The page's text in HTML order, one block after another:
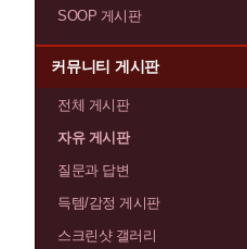
SOOP 게시판
커뮤니티 게시판
전체 게시판
자유 게시판
질문과 답변
득템/감정 게시판
스크린샷 갤러리